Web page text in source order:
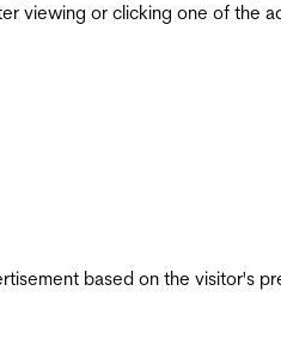
viewing or clicking one of the
based on the visitor's